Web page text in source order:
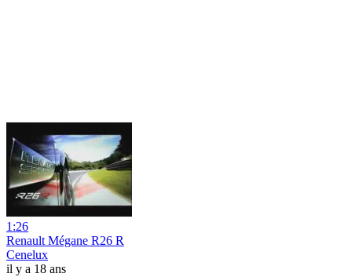
1:26
Renault Mégane R26 R
Cenelux
il y a 18 ans